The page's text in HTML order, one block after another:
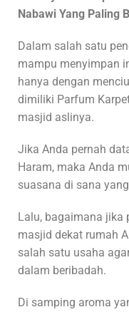
Nabawi Yang Paling
Dalam salah satu
mampu menyimpan
hanya dengan
dimiliki Parfum
masjid aslinya.
Jika Anda pernah
Haram, maka Anda
suasana di sana
Lalu, bagaimana jika
masjid dekat rumah
salah satu usaha
dalam beribadah.
Di samping aroma